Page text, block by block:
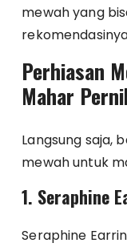
mewah yang
Perhiasan
Mahar
Langsung saja,
mewah untuk
1. Seraphine
Seraphine